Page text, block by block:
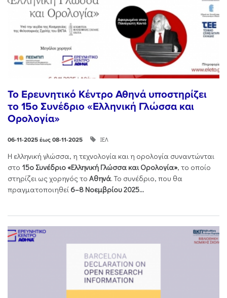
Το Ερευνητικό Κέντρο Αθηνά υποστηρίζει
το 15ο Συνέδριο «Ελληνική Γλώσσα και
Ορολογία»
06-11-2025 έως 08-11-2025 ΙΕΛ
Η ελληνική γλώσσα, η τεχνολογία και η ορολογία συναντώνται
στο 15ο Συνέδριο «Ελληνική Γλώσσα και Ορολογία», το οποίο
στηρίζει ως χορηγός το Αθηνά. Το συνέδριο, που θα
πραγματοποιηθεί 6–8 Νοεμβρίου 2025...